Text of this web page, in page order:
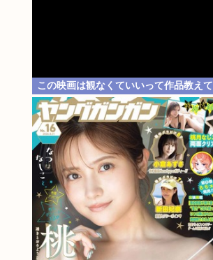
この映画は観なくていいって作品教えて